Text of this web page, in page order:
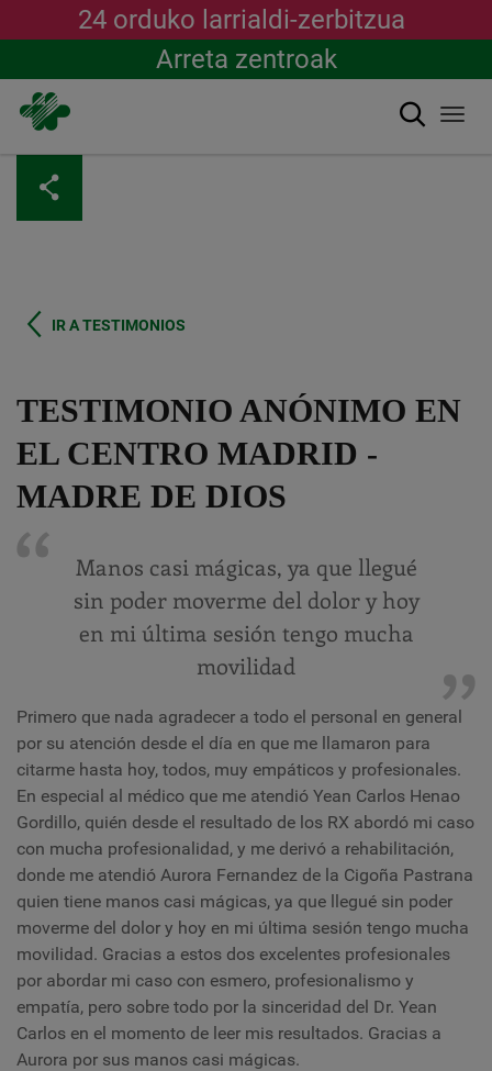
content
24 orduko larrialdi-zerbitzua
Arreta zentroak
Bilatu
IR A TESTIMONIOS
TESTIMONIO ANÓNIMO EN
EL CENTRO MADRID -
MADRE DE DIOS
Manos casi mágicas, ya que llegué
sin poder moverme del dolor y hoy
en mi última sesión tengo mucha
movilidad
Primero que nada agradecer a todo el personal en general
por su atención desde el día en que me llamaron para
citarme hasta hoy, todos, muy empáticos y profesionales.
En especial al médico que me atendió Yean Carlos Henao
Gordillo, quién desde el resultado de los RX abordó mi caso
con mucha profesionalidad, y me derivó a rehabilitación,
donde me atendió Aurora Fernandez de la Cigoña Pastrana
quien tiene manos casi mágicas, ya que llegué sin poder
moverme del dolor y hoy en mi última sesión tengo mucha
movilidad. Gracias a estos dos excelentes profesionales
por abordar mi caso con esmero, profesionalismo y
empatía, pero sobre todo por la sinceridad del Dr. Yean
Carlos en el momento de leer mis resultados. Gracias a
Aurora por sus manos casi mágicas.